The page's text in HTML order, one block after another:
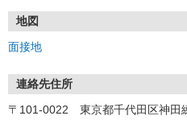
*来社面接またはオンライン面接
（応募情報不足の場合は、履歴書
▼内定（面接後、最短翌営業日）
*当社より内定通知をお送りしま
*内定にご承諾いただけましたら
地図
面接地
連絡先住所
〒101-0022 東京都千代田区神田